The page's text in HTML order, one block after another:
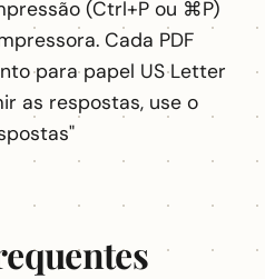
(Ctrl+P ou ⌘P)
Cada PDF
para papel US Letter
as respostas, use o